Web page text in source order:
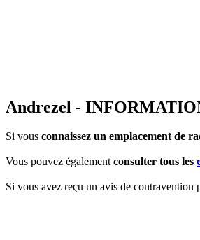
Andrezel -
Si vous connaissez un emplacement de
Vous pouvez égalementconsulter tous les
Si vous avez reçu un avis de